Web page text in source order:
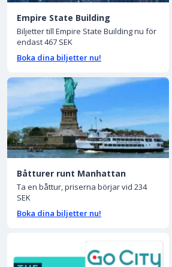
Empire State Building
Biljetter till Empire State Building nu för
endast 467 SEK
Boka dina biljetter nu!
Båtturer runt Manhattan
Ta en båttur, priserna börjar vid 234
SEK
Boka dina biljetter nu!